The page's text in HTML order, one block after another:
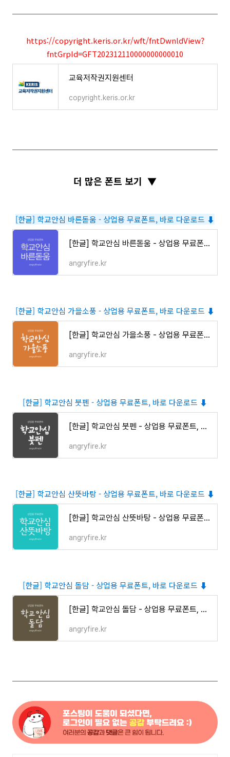
https://copyright.keris.or.kr/wft/fntDwnldView?
fntGrpId=GFT202312110000000000010
교육저작권지원센터
copyright.keris.or.kr
더 많은 폰트 보기 ▼
[한글] 학교안심 바른돋움 - 상업용 무료폰트, 바로 다운로드 ⬇︎
[한글] 학교안심 바른돋움 - 상업용 무료폰트, 바로 다운로드 ⬇︎
angryfire.kr
[한글] 학교안심 가을소풍 - 상업용 무료폰트, 바로 다운로드 ⬇︎
[한글] 학교안심 가을소풍 - 상업용 무료폰트, 바로 다운로드 ⬇︎
angryfire.kr
[한글] 학교안심 붓펜 - 상업용 무료폰트, 바로 다운로드 ⬇︎
[한글] 학교안심 붓펜 - 상업용 무료폰트, 바로 다운로드 ⬇︎
angryfire.kr
[한글] 학교안심 산뜻바탕 - 상업용 무료폰트, 바로 다운로드 ⬇︎
[한글] 학교안심 산뜻바탕 - 상업용 무료폰트, 바로 다운로드 ⬇︎
angryfire.kr
[한글] 학교안심 돌담 - 상업용 무료폰트, 바로 다운로드 ⬇︎
[한글] 학교안심 돌담 - 상업용 무료폰트, 바로 다운로드 ⬇︎
angryfire.kr